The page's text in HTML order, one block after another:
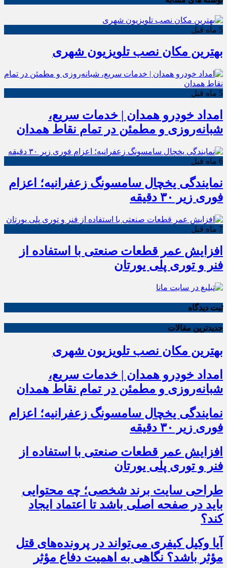
5 ماه قبل
بهترین مکان نصب تلویزیون شهری
5 ماه قبل
امداد خودرو همدان | خدمات سریع،
شبانه‌روزی و مطمئن در تمام نقاط همدان
6 ماه قبل
نمایندگی یخچال سامسونگ زعفرانیه؛ اعزام
فوری زیر ۳۰ دقیقه
7 ماه قبل
افزایش عمر قطعات صنعتی با استفاده از
فنر و توری پلی یورتان
ثبت دیدگاه
جدیدترین مقالات
بهترین مکان نصب تلویزیون شهری
امداد خودرو همدان | خدمات سریع،
شبانه‌روزی و مطمئن در تمام نقاط همدان
نمایندگی یخچال سامسونگ زعفرانیه؛ اعزام
فوری زیر ۳۰ دقیقه
افزایش عمر قطعات صنعتی با استفاده از
فنر و توری پلی یورتان
طراحی سایت برند شخصی؛ چه محتوایی
باید در صفحه اصلی باشد تا اعتماد ایجاد
کند؟
آیا وکیل کیفری می‌تواند در پرونده‌های قتل
مؤثر باشد؟ نگاهی به اهمیت دفاع مؤثر